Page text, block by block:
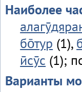
Наиболее
бо̄тур (1),
ӣсӯс (1);
Варианты